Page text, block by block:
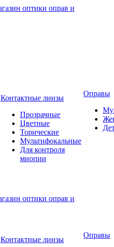
Контактные линзы
Прозрачные
Цветные
Торические
Мультифокальные
Для контроля
миопии
Оправы
Контактные линзы
Оправы